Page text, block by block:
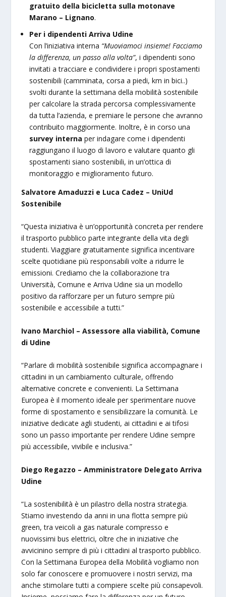
gratuito della bicicletta sulla motonave
Marano – Lignano.
Per i dipendenti Arriva Udine
Con l’iniziativa interna “Muoviamoci insieme! Facciamo
la differenza, un passo alla volta”, i dipendenti sono
invitati a tracciare e condividere i propri spostamenti
sostenibili (camminata, corsa a piedi, km in bici..)
svolti durante la settimana della mobilità sostenibile
per calcolare la strada percorsa complessivamente
da tutta l’azienda, e premiare le persone che avranno
contribuito maggiormente. Inoltre, è in corso una
survey interna per indagare come i dipendenti
raggiungano il luogo di lavoro e valutare quanto gli
spostamenti siano sostenibili, in un’ottica di
monitoraggio e miglioramento futuro.
Salvatore Amaduzzi e Luca Cadez – UniUd
Sostenibile
“Questa iniziativa è un’opportunità concreta per rendere
il trasporto pubblico parte integrante della vita degli
studenti. Viaggiare gratuitamente significa incentivare
scelte quotidiane più responsabili volte a ridurre le
emissioni. Crediamo che la collaborazione tra
Università, Comune e Arriva Udine sia un modello
positivo da rafforzare per un futuro sempre più
sostenibile e accessibile a tutti.”
Ivano Marchiol – Assessore alla viabilità, Comune
di Udine
“Parlare di mobilità sostenibile significa accompagnare i
cittadini in un cambiamento culturale, offrendo
alternative concrete e convenienti. La Settimana
Europea è il momento ideale per sperimentare nuove
forme di spostamento e sensibilizzare la comunità. Le
iniziative dedicate agli studenti, ai cittadini e ai tifosi
sono un passo importante per rendere Udine sempre
più accessibile, vivibile e inclusiva.”
Diego Regazzo – Amministratore Delegato Arriva
Udine
“La sostenibilità è un pilastro della nostra strategia.
Stiamo investendo da anni in una flotta sempre più
green, tra veicoli a gas naturale compresso e
nuovissimi bus elettrici, oltre che in iniziative che
avvicinino sempre di più i cittadini al trasporto pubblico.
Con la Settimana Europea della Mobilità vogliamo non
solo far conoscere e promuovere i nostri servizi, ma
anche stimolare tutti a compiere scelte più consapevoli.